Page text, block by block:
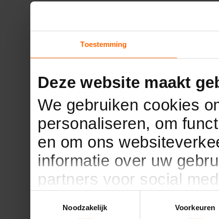
Toestemming
Deze website maakt
We gebruiken cookies
personaliseren, om
en om ons
informatie over uw
partners voor social
Noodzakelijk
Voorkeuren